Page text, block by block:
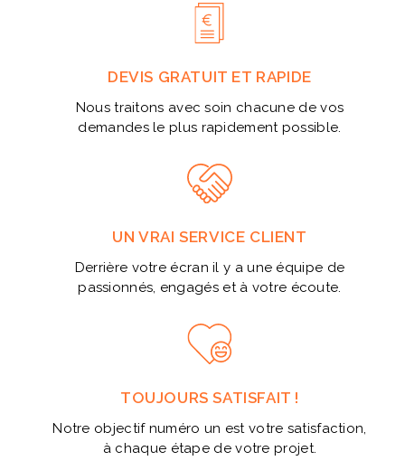
DEVIS GRATUIT ET RAPIDE
Nous traitons avec soin chacune de vos
demandes le plus rapidement possible.
UN VRAI SERVICE CLIENT
Derrière votre écran il y a une équipe de
passionnés, engagés et à votre écoute.
TOUJOURS SATISFAIT !
Notre objectif numéro un est votre satisfaction,
à chaque étape de votre projet.